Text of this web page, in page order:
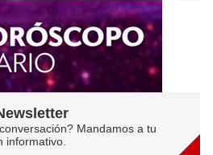
Mandamos a tu
informativo.